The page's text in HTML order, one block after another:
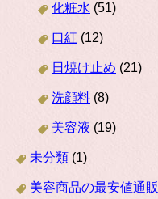
化粧水 (51)
口紅 (12)
日焼け止め (21)
洗顔料 (8)
美容液 (19)
未分類 (1)
美容商品の最安値通販